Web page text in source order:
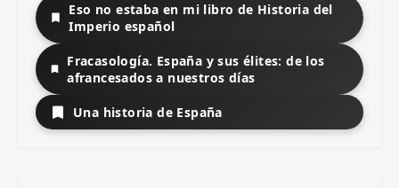
Eso no estaba en mi libro de Historia del
Imperio español
Fracasología. España y sus élites: de los
afrancesados a nuestros días
Una historia de España